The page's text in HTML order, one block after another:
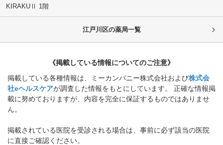
KIRAKUⅡ 1階
江戸川区の薬局一覧
《掲載している情報についてのご注意》
掲載している各種情報は、ミーカンパニー株式会社および株式会
社eヘルスケアが調査した情報をもとにしています。 正確な情報掲
載に努めておりますが、内容を完全に保証するものではありませ
ん。
掲載されている医院を受診される場合は、事前に必ず該当の医院
に直接ご確認ください。